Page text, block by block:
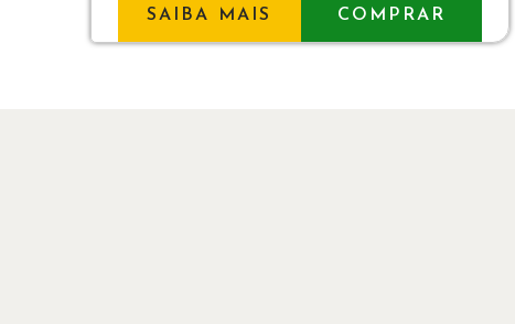
SAIBA MAIS COMPRAR